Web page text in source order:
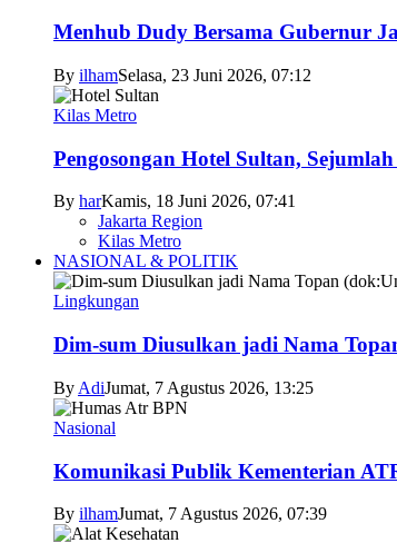
Menhub Dudy Bersama Gubernur
By ilhamSelasa, 23 Juni 2026, 07:12
Kilas Metro
Pengosongan Hotel Sultan,
By harKamis, 18 Juni 2026, 07:41
Jakarta Region
Kilas Metro
NASIONAL & POLITIK
Lingkungan
Dim-sum Diusulkan jadi Nama
By AdiJumat, 7 Agustus 2026, 13:25
Nasional
Komunikasi Publik Kementerian
By ilhamJumat, 7 Agustus 2026, 07:39